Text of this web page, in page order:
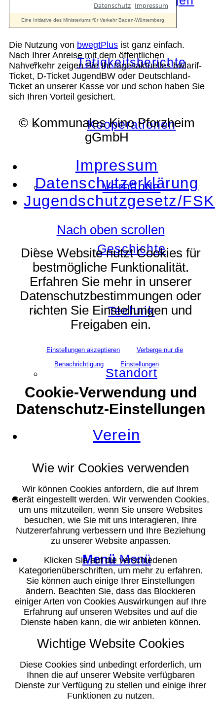
Tätigkeitsberichte
Kooperationen
Verbände
Geschichte
Technik
Standort
Verein
Suche
Menü Menü
Die Nutzung von bwegtPlus ist ganz einfach.
Nach Ihrer Anreise mit dem öffentlichen
Nahverkehr zeigen Sie Ihr tagesaktuelles bwlarif-
Ticket, D-Ticket JugendBW oder Deutschland-
Ticket an unserer Kasse vor und schon haben Sie
sich Ihren Vorteil gesichert.
© Kommunales Kino Pforzheim
gGmbH
Impressum
Datenschutzerklärung
Jugendschutzgesetz/FSK
Nach oben scrollen
Diese Website nutzt Cookies für
bestmögliche Funktionalität.
Erfahren Sie mehr in unserer
Datenschutzbestimmungen oder
richten Sie Einstellungen und
Freigaben ein.
Einstellungen akzeptieren
Verberge nur die
Benachrichtigung
Einstellungen
Cookie-Verwendung und
Datenschutz-Einstellungen
Wie wir Cookies verwenden
Wir können Cookies anfordern, die auf Ihrem
Gerät eingestellt werden. Wir verwenden Cookies,
um uns mitzuteilen, wenn Sie unsere Websites
besuchen, wie Sie mit uns interagieren, Ihre
Nutzererfahrung verbessern und Ihre Beziehung
zu unserer Website anpassen.
Klicken Sie auf die verschiedenen
Kategorienüberschriften, um mehr zu erfahren.
Sie können auch einige Ihrer Einstellungen
ändern. Beachten Sie, dass das Blockieren
einiger Arten von Cookies Auswirkungen auf Ihre
Erfahrung auf unseren Websites und auf die
Dienste haben kann, die wir anbieten können.
Wichtige Website Cookies
Diese Cookies sind unbedingt erforderlich, um
Ihnen die auf unserer Website verfügbaren
Dienste zur Verfügung zu stellen und einige ihrer
Funktionen zu nutzen.